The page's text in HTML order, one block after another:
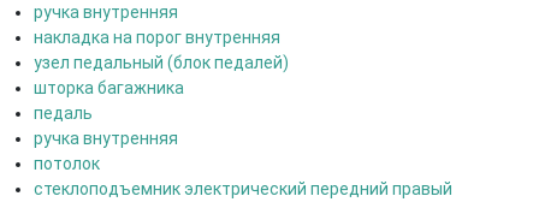
ручка внутренняя
накладка на порог внутренняя
узел педальный (блок педалей)
шторка багажника
педаль
ручка внутренняя
потолок
стеклоподъемник электрический передний правый